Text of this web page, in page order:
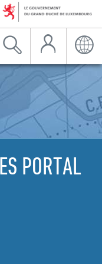
Suche
Mein Konto
PORTAL